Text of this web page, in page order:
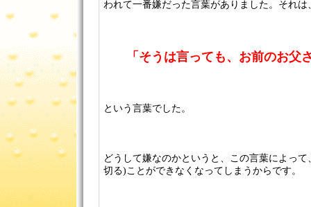
われて一番嫌だった言葉がありました。それは
「そうは言っても、お前のお父
という言葉でした。
どうして嫌なのかというと、この言葉によっ
切る)ことができなくなってしまうからです。